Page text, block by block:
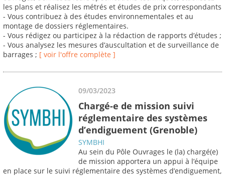
les plans et réalisez les métrés et études de prix correspondants
- Vous contribuez à des études environnementales et au
montage de dossiers réglementaires.
- Vous rédigez ou participez à la rédaction de rapports d’études ;
- Vous analysez les mesures d’auscultation et de surveillance de
barrages ; [ voir l'offre complète ]
09/03/2023
Chargé-e de mission suivi
réglementaire des systèmes
d’endiguement (Grenoble)
SYMBHI
Au sein du Pôle Ouvrages le (la) chargé(e)
de mission apportera un appui à l’équipe
en place sur le suivi réglementaire des systèmes d’endiguement,